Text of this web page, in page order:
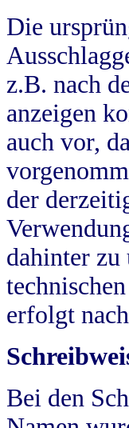
Die
z.B. nach
anzeigen
auch vor,
der
dahinter zu
erfolgt
Bei den